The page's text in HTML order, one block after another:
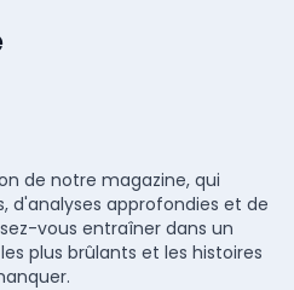
de notre magazine, qui
d'analyses approfondies et de
vous entraîner dans un
plus brûlants et les histoires